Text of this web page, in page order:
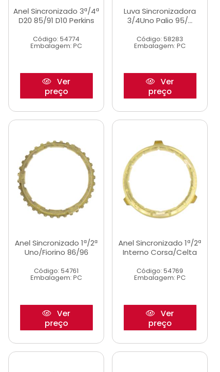
Anel Sincronizado 3ª/4ª
D20 85/91 D10 Perkins
Código: 54774
Embalagem: PC
Ver
preço
Luva Sincronizadora
3/4Uno Palio 95/...
Código: 58283
Embalagem: PC
Ver
preço
Anel Sincronizado 1ª/2ª
Uno/Fiorino 86/96
Código: 54761
Embalagem: PC
Ver
preço
Anel Sincronizado 1ª/2ª
Interno Corsa/Celta
Código: 54769
Embalagem: PC
Ver
preço